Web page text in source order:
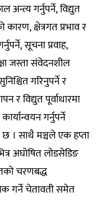
गर्नुपर्ने, विद्युत
क्षेत्रगत प्रभाव र
सूचना प्रवाह,
जस्ता संवेदनशील
गरिनुपर्ने र
र विद्युत पूर्वाधारमा
गर्नुपर्ने
। साथै मञ्चले एक हप्ता
अघोषित लोडसेडिङ
चरणबद्ध
गर्ने चेतावती समेत